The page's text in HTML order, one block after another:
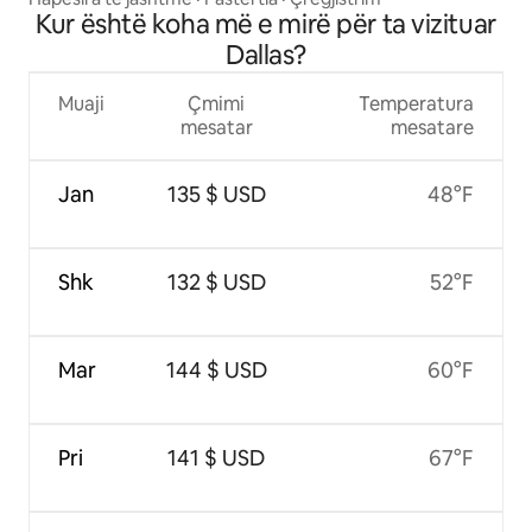
Kur është koha më e mirë për ta vizituar
Dallas?
Muaji
Jan
Shk
Mar
Pri
Çmimi
mesatar
135 $ USD
132 $ USD
144 $ USD
141 $ USD
Temperatura
mesatare
48°F
52°F
60°F
67°F